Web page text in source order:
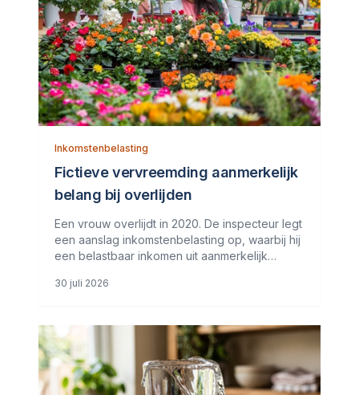
Inkomstenbelasting
Fictieve vervreemding aanmerkelijk
belang bij overlijden
Een vrouw overlijdt in 2020. De inspecteur legt
een aanslag inkomstenbelasting op, waarbij hij
een belastbaar inkomen uit aanmerkelijk
neemt. De erven van de vrouw stellen dat de
30 juli 2026